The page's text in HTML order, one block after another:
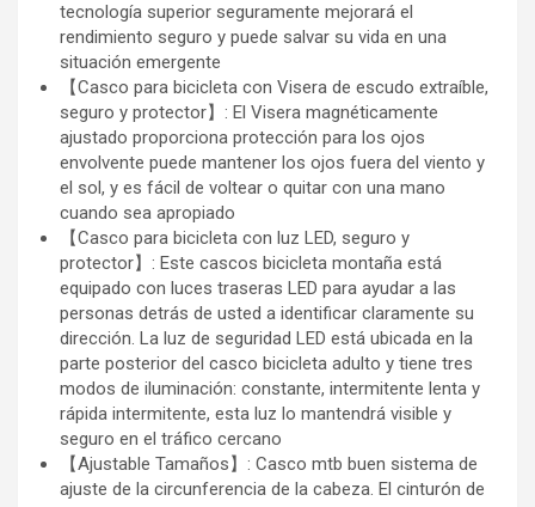
tecnología superior seguramente mejorará el
rendimiento seguro y puede salvar su vida en una
situación emergente
【Casco para bicicleta con Visera de escudo extraíble,
seguro y protector】: El Visera magnéticamente
ajustado proporciona protección para los ojos
envolvente puede mantener los ojos fuera del viento y
el sol, y es fácil de voltear o quitar con una mano
cuando sea apropiado
【Casco para bicicleta con luz LED, seguro y
protector】: Este cascos bicicleta montaña está
equipado con luces traseras LED para ayudar a las
personas detrás de usted a identificar claramente su
dirección. La luz de seguridad LED está ubicada en la
parte posterior del casco bicicleta adulto y tiene tres
modos de iluminación: constante, intermitente lenta y
rápida intermitente, esta luz lo mantendrá visible y
seguro en el tráfico cercano
【Ajustable Tamaños】: Casco mtb buen sistema de
ajuste de la circunferencia de la cabeza. El cinturón de